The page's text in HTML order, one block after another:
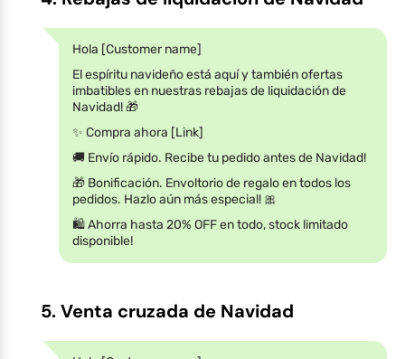
Hola [Customer name]
El espíritu navideño está aquí y también ofertas
imbatibles en nuestras rebajas de liquidación de
Navidad! 🎁
✨ Compra ahora [Link]
🚚 Envío rápido. Recibe tu pedido antes de Navidad!
🎁 Bonificación. Envoltorio de regalo en todos los
pedidos. Hazlo aún más especial! 🎀
🛍️ Ahorra hasta 20% OFF en todo, stock limitado
disponible!
5. Venta cruzada de Navidad